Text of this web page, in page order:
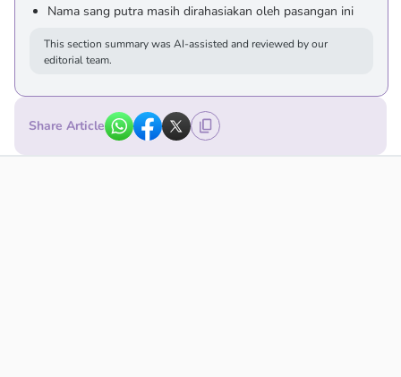
Nama sang putra masih dirahasiakan oleh pasangan ini
This section summary was AI-assisted and reviewed by our
editorial team.
Share Article